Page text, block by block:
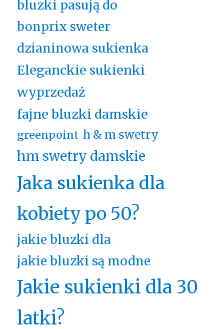
bluzki pasują do
bonprix sweter
dzianinowa sukienka
Eleganckie sukienki
wyprzedaż
fajne bluzki damskie
greenpoint h & m swetry
hm swetry damskie
Jaka sukienka dla
kobiety po 50?
jakie bluzki dla
jakie bluzki są modne
Jakie sukienki dla 30
latki?